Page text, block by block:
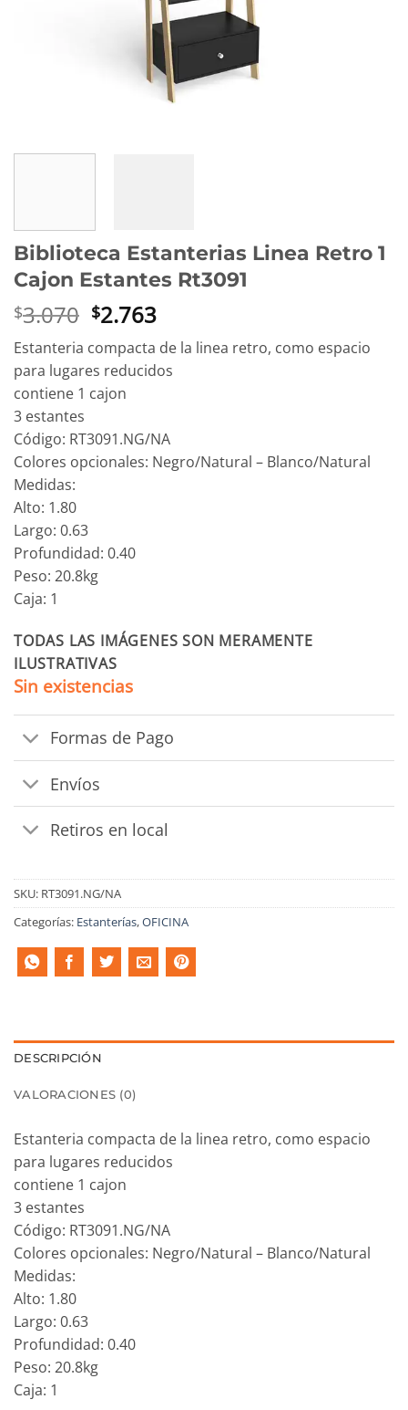
Biblioteca Estanterias Linea Retro 1
Cajon Estantes Rt3091
$3.070 El
precio
original
era:
$3.070.
$2.763El
precio
actual
es:
Estanteria compacta de la linea retro, como espacio
para lugares reducidos
contiene 1 cajon
3 estantes
Código: RT3091.NG/NA
Colores opcionales: Negro/Natural – Blanco/Natural
Medidas:
Alto: 1.80
Largo: 0.63
Profundidad: 0.40
Peso: 20.8kg
Caja: 1
TODAS LAS IMÁGENES SON MERAMENTE
ILUSTRATIVAS
Sin existencias
Formas de Pago
Envíos
Retiros en local
SKU: RT3091.NG/NA
Categorías: Estanterías,OFICINA
DESCRIPCIÓN
VALORACIONES (0)
Estanteria compacta de la linea retro, como espacio
para lugares reducidos
contiene 1 cajon
3 estantes
Código: RT3091.NG/NA
Colores opcionales: Negro/Natural – Blanco/Natural
Medidas:
Alto: 1.80
Largo: 0.63
Profundidad: 0.40
Peso: 20.8kg
Caja: 1